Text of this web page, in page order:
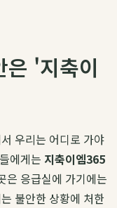
은 '지축이
우리는 어디로 가야
에게는 지축이엠365
은 응급실에 가기에는
불안한 상황에 처한